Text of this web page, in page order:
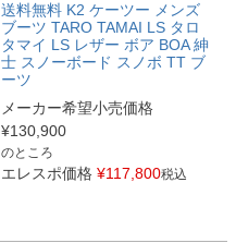
送料無料 K2 ケーツー メンズ
ブーツ TARO TAMAI LS タロ
タマイ LS レザー ボア BOA 紳
士 スノーボード スノボ TT ブ
ーツ
メーカー希望小売価格
¥130,900
のところ
エレスポ価格 ¥117,800税込